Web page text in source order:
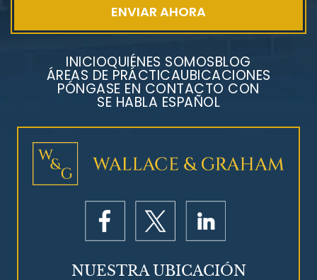
INICIOQUIÉNES SOMOSBLOG
ÁREAS DE PRÁCTICAUBICACIONES
PÓNGASE EN CONTACTO CON
SE HABLA ESPAÑOL
NUESTRA UBICACIÓN